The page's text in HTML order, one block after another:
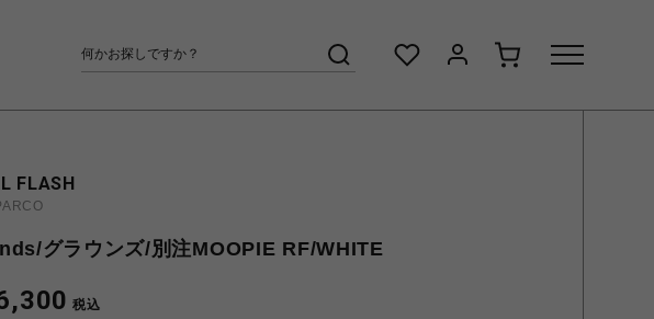
FLASH
グラウンズ/別注MOOPIE RF/WHITE
税込